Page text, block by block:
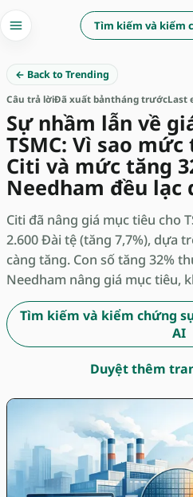
Tìm kiếm và kiểm
← Back to Trending
Câu trả lờiĐã xuất bảntháng trướcLast
Sự nhầm lẫn về
TSMC: Vì sao mức
Citi và mức tăng
Needham đều lạc
Citi đã nâng giá mục tiêu cho
2.600 Đài tệ (tăng 7,7%), dựa
càng tăng. Con số tăng 32%
Needham nâng giá mục tiêu,
Tìm kiếm và kiểm chứng
AI
Duyệt thêm